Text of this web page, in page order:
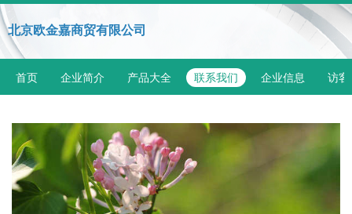
北京欧金嘉商贸有限公司
首页 企业简介 产品大全 联系我们 企业信息 访客